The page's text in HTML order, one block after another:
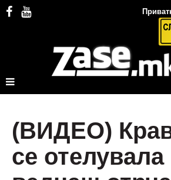
(ВИДЕО)
се отелувала